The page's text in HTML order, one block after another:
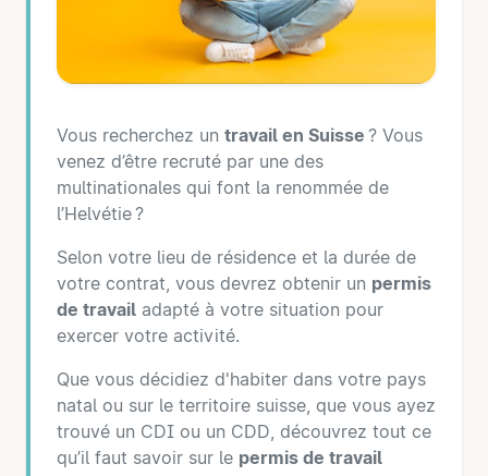
Vous recherchez un travail en Suisse ? Vous
venez d’être recruté par une des
multinationales qui font la renommée de
l’Helvétie ?
Selon votre lieu de résidence et la durée de
votre contrat, vous devrez obtenir un permis
de travail adapté à votre situation pour
exercer votre activité.
Que vous décidiez d'habiter dans votre pays
natal ou sur le territoire suisse, que vous ayez
trouvé un CDI ou un CDD, découvrez tout ce
qu’il faut savoir sur le permis de travail